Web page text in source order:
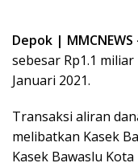
Depok | MMCNEWS
sebesar Rp1.1
Januari 2021.
Transaksi aliran
melibatkan Kasek
Kasek Bawaslu